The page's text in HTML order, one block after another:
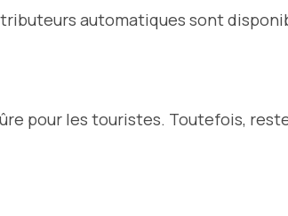
automatiques sont
pour les touristes. Toutefois,